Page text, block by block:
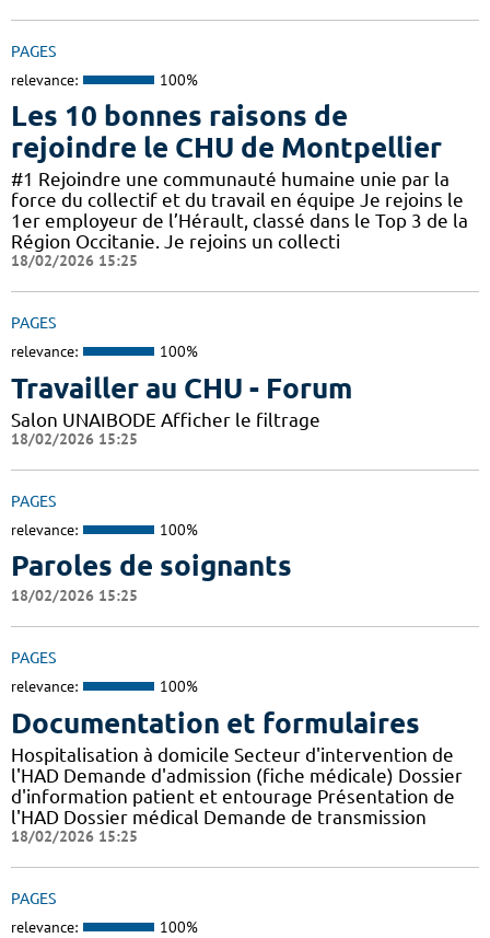
PAGES
relevance: 100%
Les 10 bonnes raisons de
rejoindre le CHU de Montpellier
#1 Rejoindre une communauté humaine unie par la
force du collectif et du travail en équipe Je rejoins le
1er employeur de l’Hérault, classé dans le Top 3 de la
Région Occitanie. Je rejoins un collecti
18/02/2026 15:25
PAGES
relevance: 100%
Travailler au CHU - Forum
Salon UNAIBODE Afficher le filtrage
18/02/2026 15:25
PAGES
relevance: 100%
Paroles de soignants
18/02/2026 15:25
PAGES
relevance: 100%
Documentation et formulaires
Hospitalisation à domicile Secteur d'intervention de
l'HAD Demande d'admission (fiche médicale) Dossier
d'information patient et entourage Présentation de
l'HAD Dossier médical Demande de transmission
18/02/2026 15:25
PAGES
relevance: 100%